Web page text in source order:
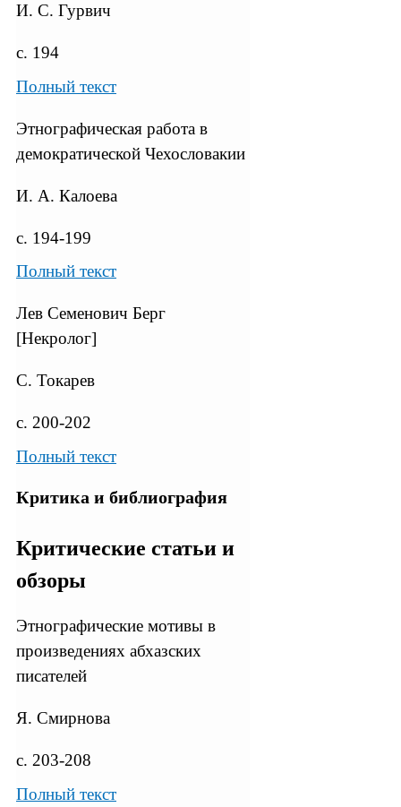
И. С. Гурвич
с. 194
Полный текст
Этнографическая работа в
демократической Чехословакии
И. А. Калоева
с. 194-199
Полный текст
Лев Семенович Берг
[Некролог]
С. Токарев
с. 200-202
Полный текст
Критика и библиография
Критические статьи и
обзоры
Этнографические мотивы в
произведениях абхазских
писателей
Я. Смирнова
с. 203-208
Полный текст